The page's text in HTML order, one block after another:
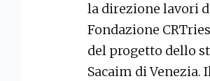
la direzione lavori
Fondazione
del progetto dello
Sacaim di